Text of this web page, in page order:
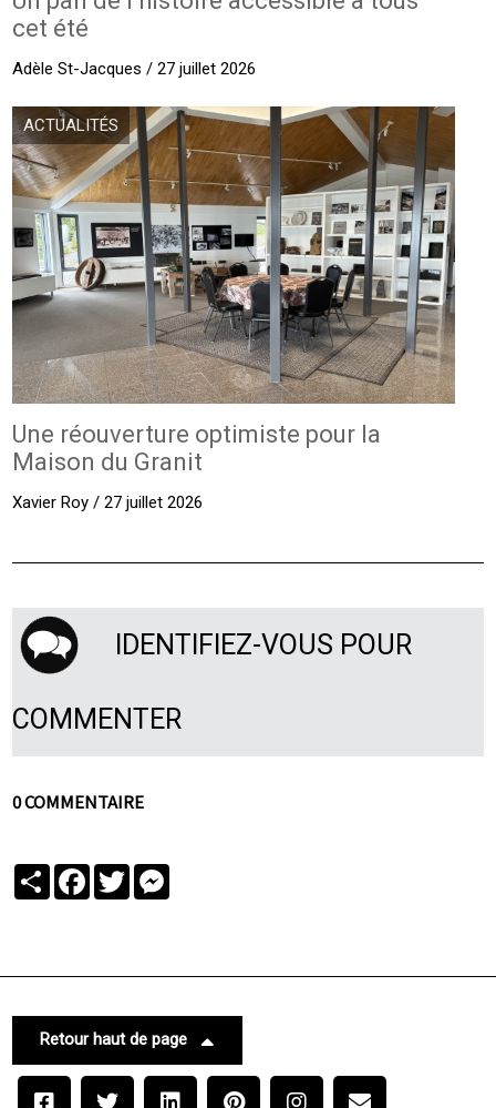
cet été
Adèle St-Jacques / 27 juillet 2026
ACTUALITÉS
Une réouverture optimiste pour la
Maison du Granit
Xavier Roy / 27 juillet 2026
IDENTIFIEZ-VOUS POUR
COMMENTER
0 COMMENTAIRE
PartagerFacebook
Twitter
Retour haut de page